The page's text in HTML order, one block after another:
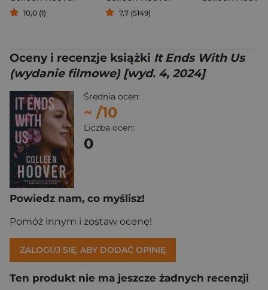
10,0 (1) 7,7 (5149)
Oceny i recenzje książki It Ends With Us
(wydanie filmowe) [wyd. 4, 2024]
Średnia ocen:
~ /10
Liczba ocen:
0
Powiedz nam, co myślisz!
Pomóż innym i zostaw ocenę!
ZALOGUJ SIĘ, ABY DODAĆ OPINIĘ
Ten produkt nie ma jeszcze żadnych recenzji